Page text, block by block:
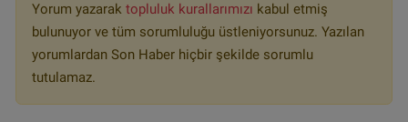
Yorum yazarak topluluk kurallarımızı kabul etmiş
bulunuyor ve tüm sorumluluğu üstleniyorsunuz. Yazılan
yorumlardan Son Haber hiçbir şekilde sorumlu
tutulamaz.